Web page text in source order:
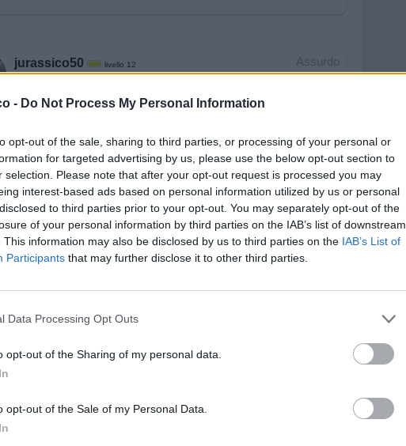
- Do Not Process My Personal Information
opt-out of the sale, sharing to third parties, or processing of your personal or
for targeted advertising by us, please use the below opt-out section to
selection. Please note that after your opt-out request is processed you may
interest-based ads based on personal information utilized by us or personal
to third parties prior to your opt-out. You may separately opt-out of the
of your personal information by third parties on the IAB’s list of downstream
This information may also be disclosed by us to third parties on the IAB’s List of
Participants that may further disclose it to other third parties.
Data Processing Opt Outs
opt-out of the Sharing of my personal data.
opt-out of the Sale of my Personal Data.
Assurdo
jurassico50 livello 12
ti adegui alla super velocità
Pesante (2.46 Mb)